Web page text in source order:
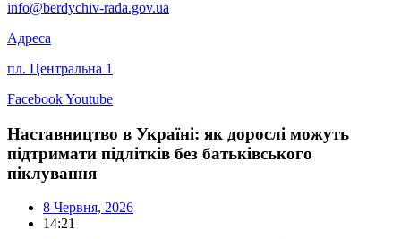
info@berdychiv-rada.gov.ua
Адреса
пл. Центральна 1
FacebookYoutube
Наставництво в Україні: як дорослі можуть
підтримати підлітків без батьківського
піклування
8 Червня, 2026
14:21